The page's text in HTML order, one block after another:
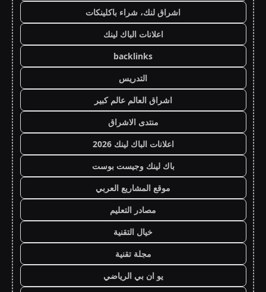
اشراق لنك، شراء باكلينكات
اعلانات الباك لينك
backlinks
التدريس
اشراق العالم عالم كبير
منتدى الاشراق
اعلانات الباك لينك 2026
باك لينك وجيست بوست
موقع المشاريع العربي
مصادر التعليم
خيال التقنية
مجلة تقنية
يو ان بي الرياضي